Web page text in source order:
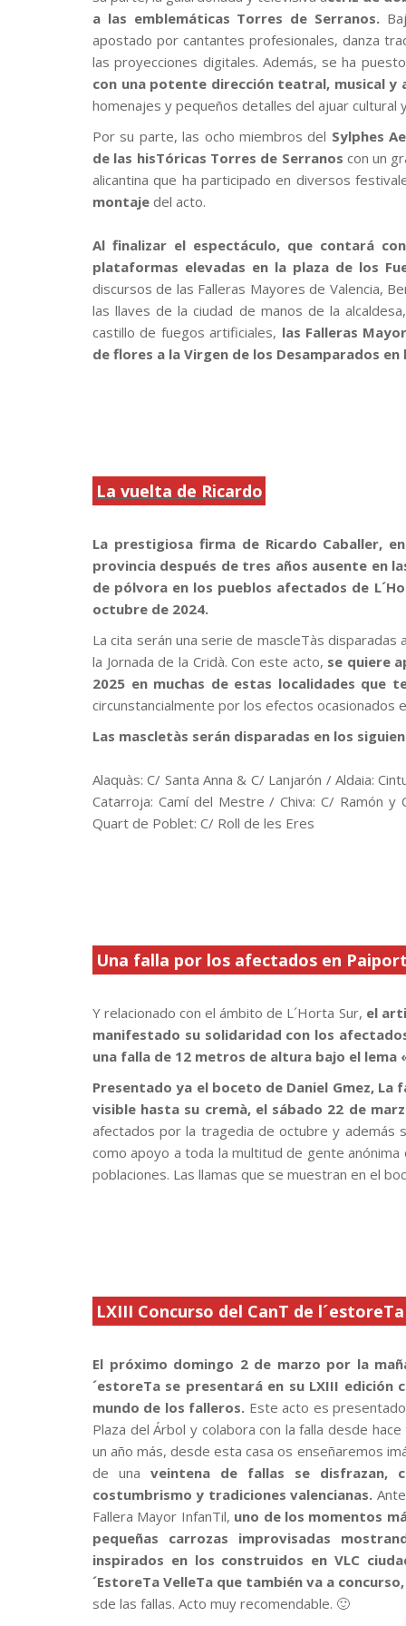
a las emblemáticas Torres de Serranos.
apostado por cantantes profesionales, danza
las proyecciones digitales. Además, se ha
con una potente dirección teatral, musical
homenajes y pequeños detalles del ajuar cultural
Por su parte, las ocho miembros del Sylphes
de las hisTóricas Torres de Serranos con un
alicantina que ha participado en diversos
montaje del acto.
Al finalizar el espectáculo, que contará
plataformas elevadas en la plaza de los
discursos de las Falleras Mayores de Valencia,
las llaves de la ciudad de manos de la
castillo de fuegos artificiales, las Falleras
de flores a la Virgen de los Desamparados en
La vuelta de Ricardo
.
La prestigiosa firma de Ricardo Caballer,
provincia después de tres años ausente en
de pólvora en los pueblos afectados de
octubre de 2024.
La cita serán una serie de mascleTàs
la Jornada de la Cridà. Con este acto, se quiere
2025 en muchas de estas localidades que
circunstancialmente por los efectos ocasionados
Las mascletàs serán disparadas en los
Alaquàs: C/ Santa Anna & C/ Lanjarón / Aldaia:
Catarroja: Camí del Mestre / Chiva: C/ Ramón
Quart de Poblet: C/ Roll de les Eres
Una falla por los afectados en
,
Y relacionado con el ámbito de L´Horta Sur, el
manifestado su solidaridad con los
una falla de 12 metros de altura bajo el lema
Presentado ya el boceto de Daniel Gmez,
visible hasta su cremà, el sábado 22 de
afectados por la tragedia de octubre y además
como apoyo a toda la multitud de gente
poblaciones. Las llamas que se muestran en el
LXIII Concurso del CanT de l´estoreTa
.
El próximo domingo 2 de marzo por la
´estoreTa se presentará en su LXIII
mundo de los falleros. Este acto es
Plaza del Árbol y colabora con la falla desde
un año más, desde esta casa os enseñaremos
de una veintena de fallas se disfrazan,
costumbrismo y tradiciones valencianas.
Fallera Mayor InfanTil, uno de los momentos
pequeñas carrozas improvisadas
inspirados en los construidos en VLC
´EstoreTa VelleTa que también va a concurso,
sde las fallas. Acto muy recomendable. 🙂